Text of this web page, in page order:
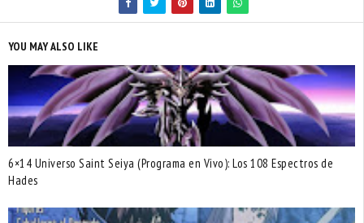
YOU MAY ALSO LIKE
6×14 Universo Saint Seiya (Programa en Vivo): Los 108 Espectros de
Hades